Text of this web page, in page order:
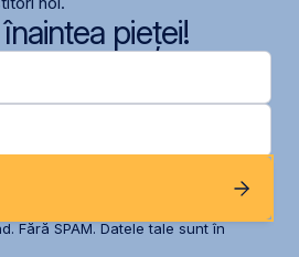
pieței!
Fără SPAM. Datele tale sunt în